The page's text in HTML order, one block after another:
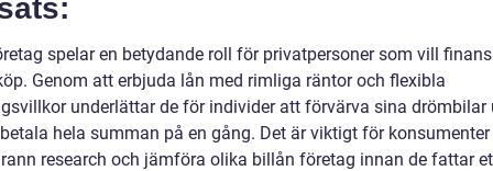
spelar en betydande roll för privatpersoner som vill
Genom att erbjuda lån med rimliga räntor och flexibla
underlättar de för individer att förvärva sina drömbilar
hela summan på en gång. Det är viktigt för
research och jämföra olika billån företag innan de fattar